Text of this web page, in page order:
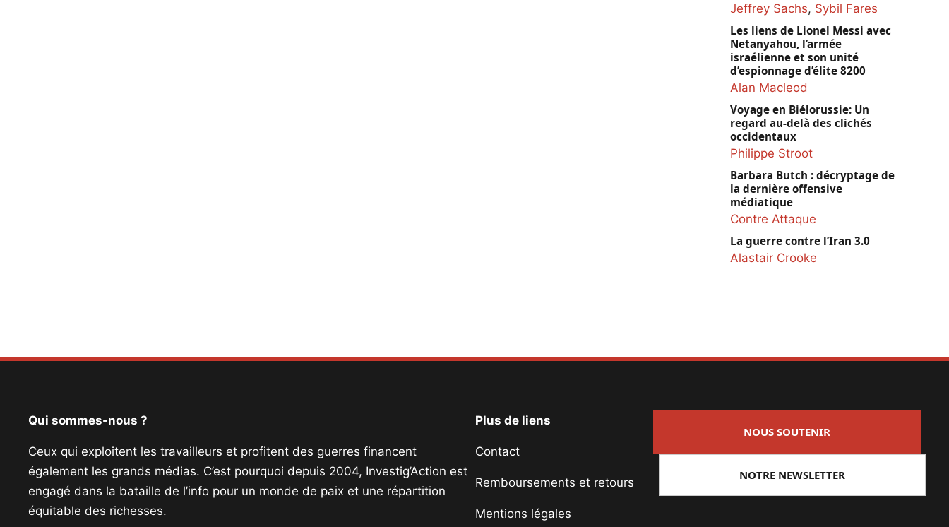
Jeffrey Sachs, Sybil Fares
Les liens de Lionel Messi avec
Netanyahou, l’armée
israélienne et son unité
d’espionnage d’élite 8200
Alan Macleod
Voyage en Biélorussie: Un
regard au-delà des clichés
occidentaux
Philippe Stroot
Barbara Butch : décryptage de
la dernière offensive
médiatique
Contre Attaque
La guerre contre l’Iran 3.0
Alastair Crooke
Qui sommes-nous ?
Ceux qui exploitent les travailleurs et profitent des guerres financent
également les grands médias. C’est pourquoi depuis 2004, Investig’Action est
engagé dans la bataille de l’info pour un monde de paix et une répartition
équitable des richesses.
Plus de liens
Contact
Remboursements et retours
Mentions légales
NOUS SOUTENIR
NOTRE NEWSLETTER